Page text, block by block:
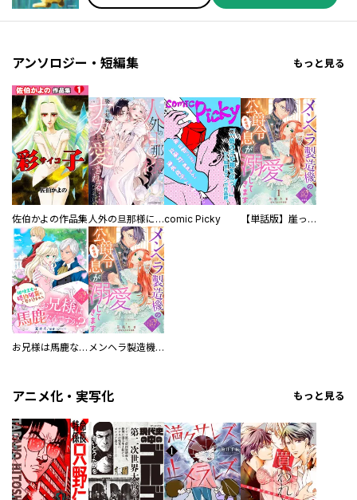
アンソロジー・短編集 もっと見る
佐伯かよの作品集 人外の旦那様に娶られ毎晩ナカまで愛される…。アンソロジーcomic Picky 【単話版】崖っぷち令嬢ですが、意地と策略で幸せになります！シリーズ
お兄様は馬鹿なんですか？～地味王女は婚約破棄に巻き込まれる～ メンヘラ製造機の公爵令息（過保護）が溺愛してきます
アニメ化・実写化 もっと見る